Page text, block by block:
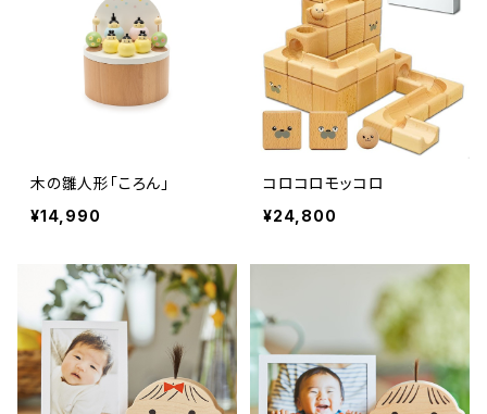
木の雛人形「ころん」
¥14,990
コロコロモッコロ
¥24,800